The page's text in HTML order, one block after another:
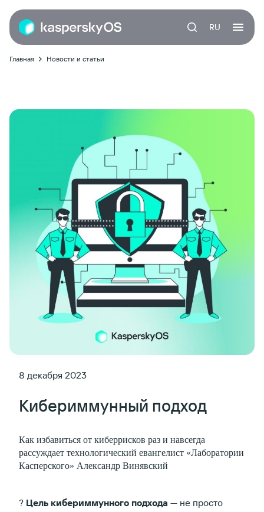
RU
Главная Новости и статьи
8 декабря 2023
Кибериммунный подход
Как избавиться от киберрисков раз и навсегда
рассуждает технологический евангелист «Лаборатории
Касперского» Александр Винявский
? Цель кибериммунного подхода — не просто